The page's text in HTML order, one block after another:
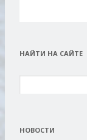
НАЙТИ НА САЙТЕ
НОВОСТИ